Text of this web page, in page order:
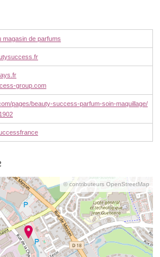
magasin de parfums
group.com
pages/beauty-success-parfum-soin-maquillage/
© contributeurs OpenStreetMap